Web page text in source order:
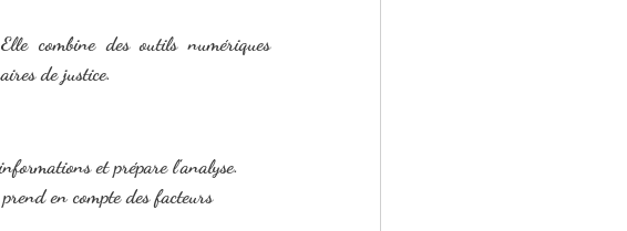
combine des outils numériques
de justice.
et prépare l’analyse.
en compte des facteurs